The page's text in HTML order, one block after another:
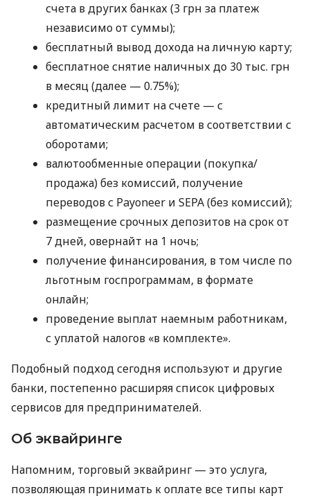
счета в других банках (3 грн за платеж
независимо от суммы);
бесплатный вывод дохода на личную карту;
бесплатное снятие наличных до 30 тыс. грн
в месяц (далее — 0.75%);
кредитный лимит на счете — с
автоматическим расчетом в соответствии с
оборотами;
валютообменные операции (покупка/
продажа) без комиссий, получение
переводов с Payoneer и SEPA (без комиссий);
размещение срочных депозитов на срок от
7 дней, овернайт на 1 ночь;
получение финансирования, в том числе по
льготным госпрограммам, в формате
онлайн;
проведение выплат наемным работникам,
с уплатой налогов «в комплекте».
Подобный подход сегодня используют и другие
банки, постепенно расширяя список цифровых
сервисов для предпринимателей.
Об эквайринге
Напомним, торговый эквайринг — это услуга,
позволяющая принимать к оплате все типы карт